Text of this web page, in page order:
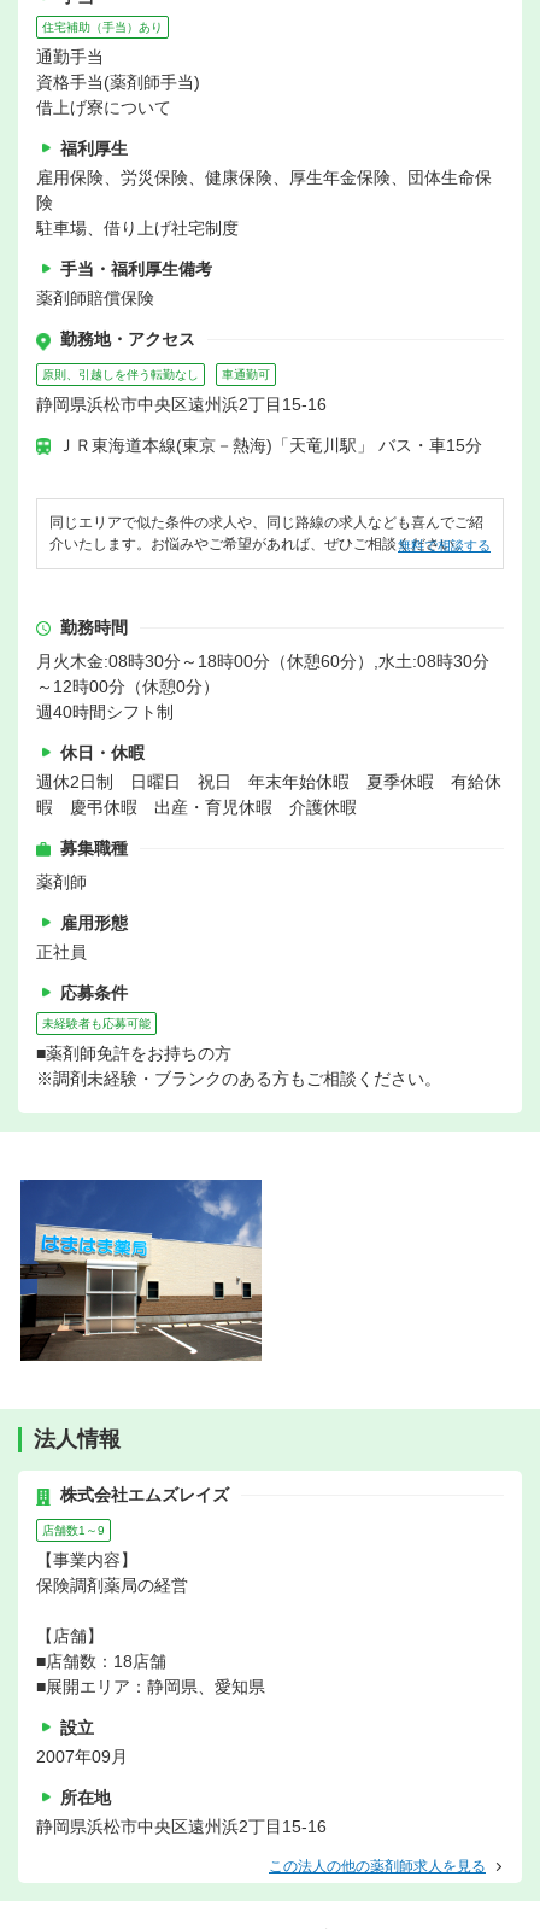
住宅補助（手当）あり
通勤手当
資格手当(薬剤師手当)
借上げ寮について
福利厚生
雇用保険、労災保険、健康保険、厚生年金保険、団体生命保
険
駐車場、借り上げ社宅制度
手当・福利厚生備考
薬剤師賠償保険
勤務地・アクセス
原則、引越しを伴う転勤なし 車通勤可
静岡県浜松市中央区遠州浜2丁目15-16
ＪＲ東海道本線(東京－熱海)「天竜川駅」 バス・車15分
同じエリアで似た条件の求人や、同じ路線の求人なども喜んでご紹
介いたします。お悩みやご希望があれば、ぜひご相談ください。
無料で相談する
勤務時間
月火木金:08時30分～18時00分（休憩60分）,水土:08時30分
～12時00分（休憩0分）
週40時間シフト制
休日・休暇
週休2日制 日曜日 祝日 年末年始休暇 夏季休暇 有給休
暇 慶弔休暇 出産・育児休暇 介護休暇
募集職種
薬剤師
雇用形態
正社員
応募条件
未経験者も応募可能
■薬剤師免許をお持ちの方
※調剤未経験・ブランクのある方もご相談ください。
法人情報
株式会社エムズレイズ
店舗数1～9
【事業内容】
保険調剤薬局の経営
【店舗】
■店舗数：18店舗
■展開エリア：静岡県、愛知県
設立
2007年09月
所在地
静岡県浜松市中央区遠州浜2丁目15-16
この法人の他の薬剤師求人を見る